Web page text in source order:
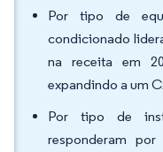
Por tipo de
condicionado
na receita em
expandindo a um
Por tipo de
responderam